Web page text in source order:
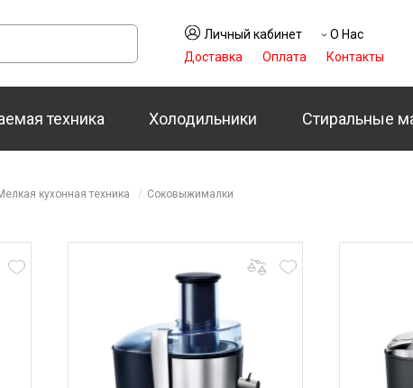
Личный кабинет
О Нас
Доставка
Оплата Контакты
Холодильники Стиральные
техника
кухонная техника Соковыжималки